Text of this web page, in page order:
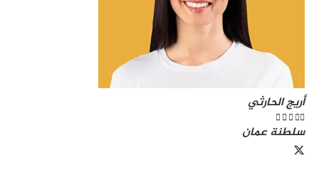
أريج الحارثي
   
سلطنة عمان